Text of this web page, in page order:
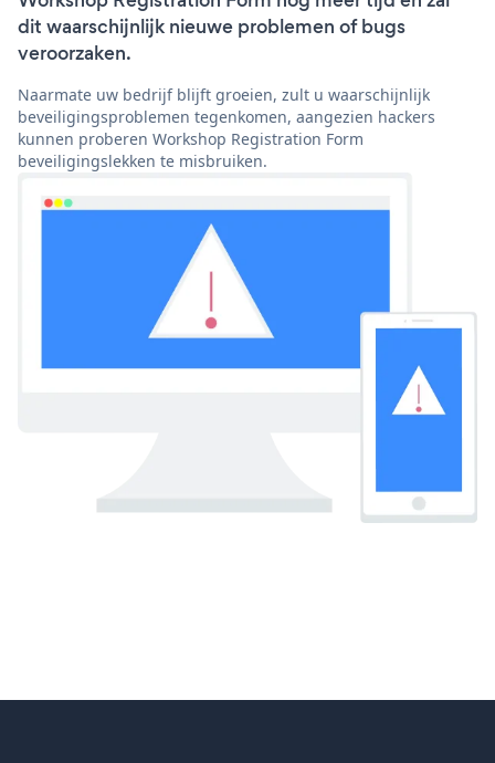
dit waarschijnlijk nieuwe problemen of bugs
veroorzaken.
Naarmate uw bedrijf blijft groeien, zult u waarschijnlijk
beveiligingsproblemen tegenkomen, aangezien hackers
kunnen proberen Workshop Registration Form
beveiligingslekken te misbruiken.